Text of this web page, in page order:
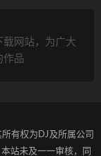
网站，为广大
作品
有权为DJ及所属公司
站未及一一审核，同